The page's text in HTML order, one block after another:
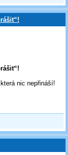
nic nepřináší!